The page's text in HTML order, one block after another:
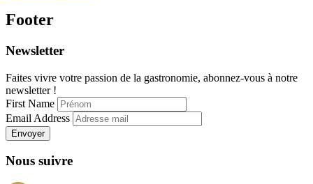
Footer
Newsletter
Faites vivre votre passion de la gastronomie, abonnez-vous à notre
newsletter !
First Name
Email Address
Envoyer
Nous suivre